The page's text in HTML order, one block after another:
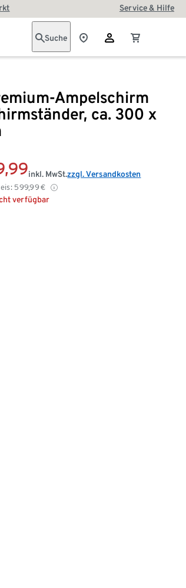
Service & Hilfe
Suche
Ampelschirm
ca. 300 x
599,99€
inkl. MwSt.zzgl. Versandkosten
verfügbar